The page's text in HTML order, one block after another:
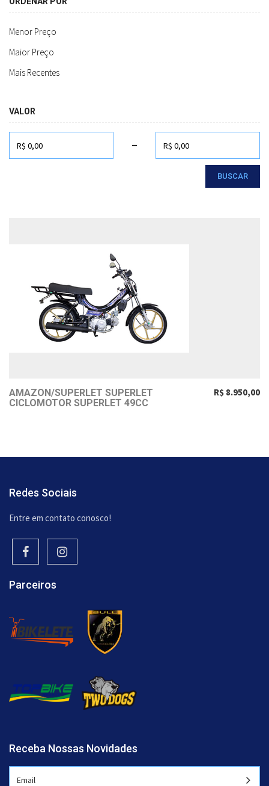
Menor Preço
Maior Preço
Mais Recentes
VALOR
-
BUSCAR
R$ 8.950,00
AMAZON/SUPERLET SUPERLET
CICLOMOTOR SUPERLET 49CC
Redes Sociais
Entre em contato conosco!
Parceiros
Receba Nossas Novidades